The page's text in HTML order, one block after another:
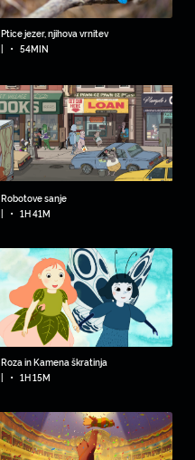
Ptice jezer, njihova vrnitev
• 54MIN
Robotove sanje
|
• 1H 41M
Roza in Kamena škratinja
|
• 1H 15M